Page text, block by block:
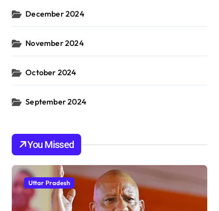
December 2024
November 2024
October 2024
September 2024
You Missed
Uttar Pradesh